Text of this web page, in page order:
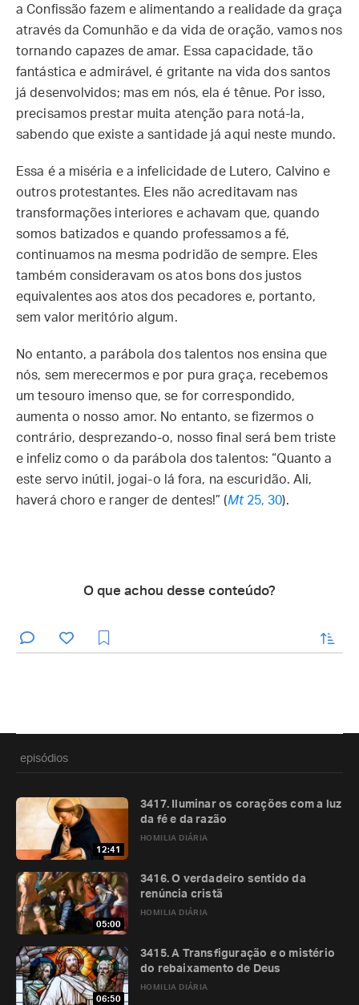
a Confissão fazem e alimentando a realidade da graça
através da Comunhão e da vida de oração, vamos nos
tornando capazes de amar. Essa capacidade, tão
fantástica e admirável, é gritante na vida dos santos
já desenvolvidos; mas em nós, ela é tênue. Por isso,
precisamos prestar muita atenção para notá-la,
sabendo que existe a santidade já aqui neste mundo.
Essa é a miséria e a infelicidade de Lutero, Calvino e
outros protestantes. Eles não acreditavam nas
transformações interiores e achavam que, quando
somos batizados e quando professamos a fé,
continuamos na mesma podridão de sempre. Eles
também consideravam os atos bons dos justos
equivalentes aos atos dos pecadores e, portanto,
sem valor meritório algum.
No entanto, a parábola dos talentos nos ensina que
nós, sem merecermos e por pura graça, recebemos
um tesouro imenso que, se for correspondido,
aumenta o nosso amor. No entanto, se fizermos o
contrário, desprezando-o, nosso final será bem triste
e infeliz como o da parábola dos talentos: “Quanto a
este servo inútil, jogai-o lá fora, na escuridão. Ali,
haverá choro e ranger de dentes!” (Mt25, 30).
O que achou desse conteúdo?
enviar
episódios
12:41
HOMILIA DIÁRIA
3417. Iluminar os corações com a luz
da fé e da razão
05:00
HOMILIA DIÁRIA
3416. O verdadeiro sentido da
renúncia cristã
06:50
HOMILIA DIÁRIA
3415. A Transfiguração e o mistério
do rebaixamento de Deus